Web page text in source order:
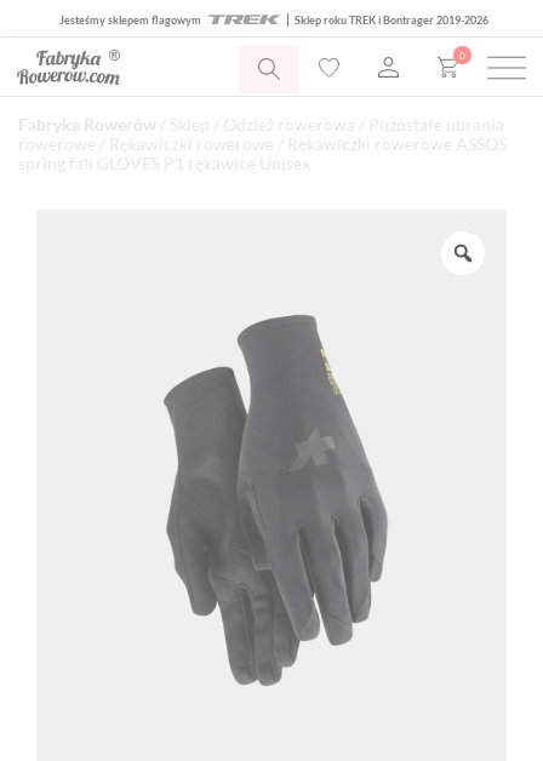
Jesteśmy sklepem flagowym Sklep roku TREK i Bontrager 2019-2026
0
Fabryka Rowerów Sklep Odzież rowerowa
Pozostałe ubrania
rowerowe
Rękawiczki rowerowe / Rękawiczki rowerowe ASSOS
spring fall GLOVES P1 rękawice Unisex